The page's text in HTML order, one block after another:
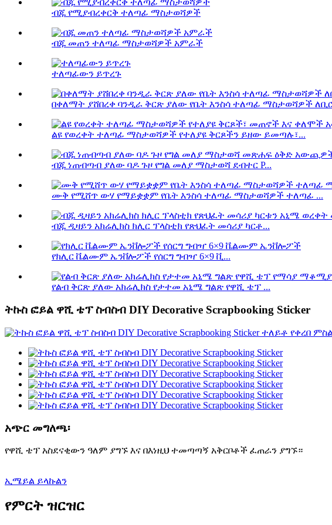
ብጁ የሚያብረቀርቅ ተለጣፊ ማስታወሻዎች
ብጁ መጠን ተለጣፊ ማስታወሻዎች አምራች
ተለጣፊውን ይጥረጉ
በቀለማት ያሸበረቀ ባንዲራ ቅርጽ ያለው የቤት እንስሳ ተለጣፊ ማስታወሻዎች
ልዩ የወረቀት ተለጣፊ ማስታወሻዎች የተለያዩ ቅርጾችን ይዘው ይመጣሉ፣...
ብጁ ነጠብጣብ ያለው ባዶ ጉዞ የግል መለያ ማስታወሻ ደብተር P...
ሙቅ የሚሸጥ ውሃ የማይቋቋም የቤት እንስሳ ተለጣፊ ማስታወሻዎች ተለጣፊ ...
ብጁ ዲዛይን አክሬሊክስ ክሊር ፕላስቲክ የጽህፈት መሳሪያ ካርቶ...
የክሊር ቬልሙም ኤንቨሎፖች የሰርግ ግብዣ 6×9 ቪ...
የልብ ቅርጽ ያለው አክሬሊክስ የታተመ አኒሜ ግልጽ የዋሺ ቴፕ ...
ትኩስ ፎይል ዋሺ ቴፕ ስብስብ DIY Decorative Scrapbooking Sticker
አጭር መግለጫ፡
የዋሺ ቴፕ አስደናቂውን ዓለም ያግኙ እና በእነዚህ ተመጣጣኝ አቅርቦቶች ፈጠራን ያግኙ።
ኢሜይል ይላኩልን
የምርት ዝርዝር